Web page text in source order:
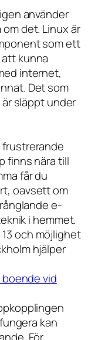
använder
det. Linux är
som ett
kunna
internet,
Det som
släppt under
frustrerande
finns nära till
får du
oavsett om
e-
i hemmet.
och möjlighet
hjälper
vid
kan